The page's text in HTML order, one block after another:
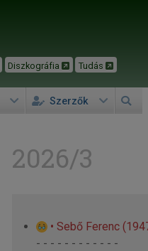
Diszkográfia Tudás
Szerzők
2026/3
• Sebő Ferenc
- - - - - - - - - - - -